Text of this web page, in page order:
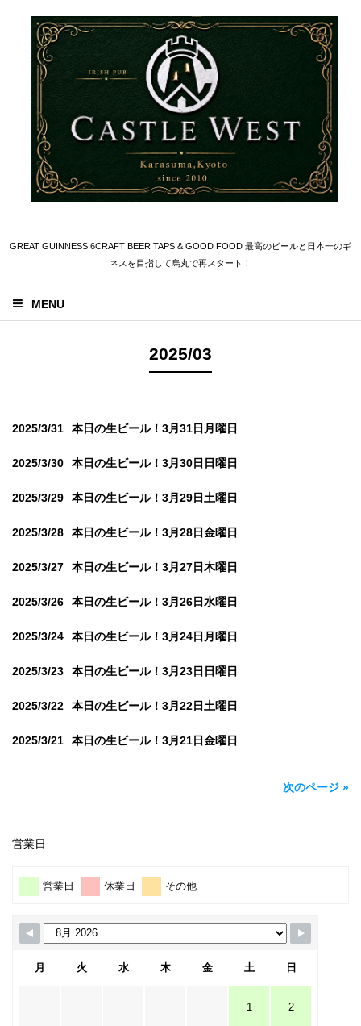
GREAT GUINNESS 6CRAFT BEER TAPS & GOOD FOOD 最高のビールと日本一のギ
ネスを目指して烏丸で再スタート！
MENU
2025/03
2025/3/31 本日の生ビール！3月31日月曜日
2025/3/30 本日の生ビール！3月30日日曜日
2025/3/29 本日の生ビール！3月29日土曜日
2025/3/28 本日の生ビール！3月28日金曜日
2025/3/27 本日の生ビール！3月27日木曜日
2025/3/26 本日の生ビール！3月26日水曜日
2025/3/24 本日の生ビール！3月24日月曜日
2025/3/23 本日の生ビール！3月23日日曜日
2025/3/22 本日の生ビール！3月22日土曜日
2025/3/21 本日の生ビール！3月21日金曜日
次のページ »
営業日
営業日 休業日 その他
月 火 水 木 金 土 日
1 2